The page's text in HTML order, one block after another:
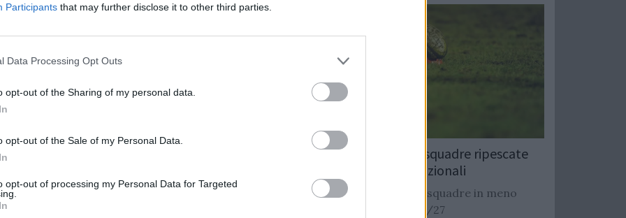
Participants that may further disclose it to other third parties.
Data Processing Opt Outs
opt-out of the Sharing of my personal data.
opt-out of the Sale of my Personal Data.
opt-out of processing my Personal Data for Targeted
Rugby: Record di squadre ripescate
nei campionati nazionali
Si stimano oltre 20 squadre in meno
dalla stagione 2026/27